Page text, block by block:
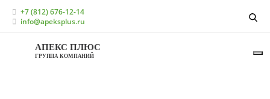
+7 (812) 676-12-14
info@apeksplus.ru
АПЕКС ПЛЮС
ГРУППА КОМПАНИЙ
Кормовые добавки для КРС (молочное направление)
Энергетики для КРС